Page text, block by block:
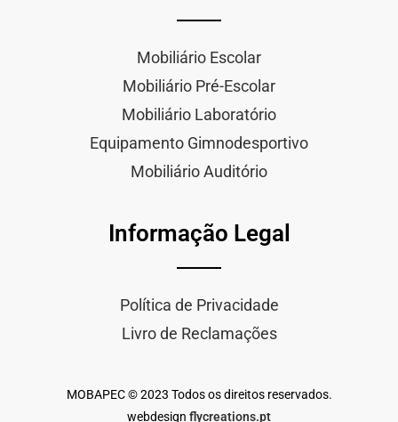
Mobiliário Escolar
Mobiliário Pré-Escolar
Mobiliário Laboratório
Equipamento Gimnodesportivo
Mobiliário Auditório
Informação Legal
Política de Privacidade
Livro de Reclamações
MOBAPEC © 2023 Todos os direitos reservados.
webdesign flycreations.pt